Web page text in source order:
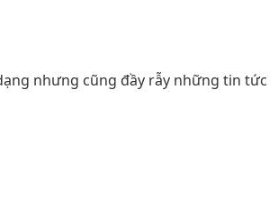
nhưng cũng đầy rẫy những tin tức